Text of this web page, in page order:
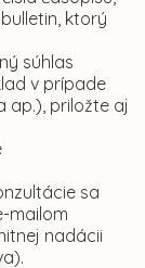
ktorý
súhlas
v prípade
ap.), priložte aj
sa
mailom
nadácii